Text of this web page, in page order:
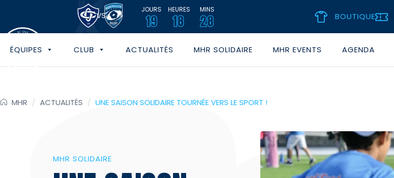
VS
JOURS
19
HEURES
18
MINS
28 BOUTIQUE
ÉQUIPES CLUB ACTUALITÉS MHR SOLIDAIRE MHR EVENTS AGENDA
MHR / ACTUALITÉS / UNE SAISON SOLIDAIRE TOURNÉE VERS LE SPORT !
MHR SOLIDAIRE